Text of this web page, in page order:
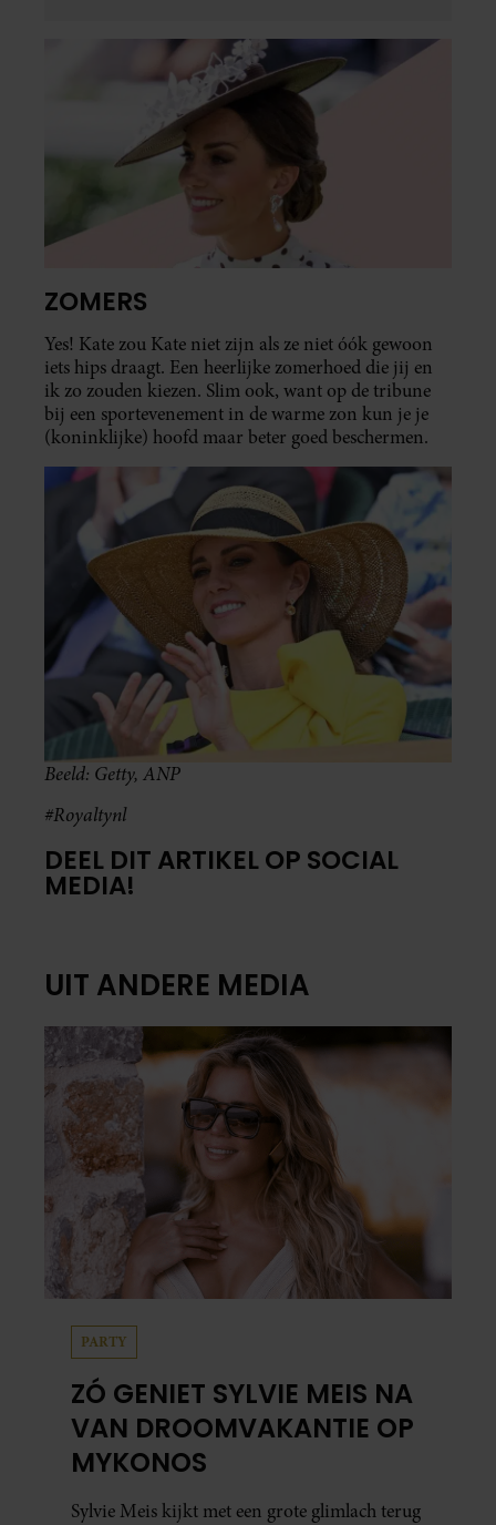
ZOMERS
Yes! Kate zou Kate niet zijn als ze niet óók gewoon
iets hips draagt. Een heerlijke zomerhoed die jij en
ik zo zouden kiezen. Slim ook, want op de tribune
bij een sportevenement in de warme zon kun je je
(koninklijke) hoofd maar beter goed beschermen.
Beeld: Getty, ANP
#Royaltynl
DEEL DIT ARTIKEL OP SOCIAL
MEDIA!
UIT ANDERE MEDIA
PARTY
ZÓ GENIET SYLVIE MEIS NA
VAN DROOMVAKANTIE OP
MYKONOS
Sylvie Meis kijkt met een grote glimlach terug